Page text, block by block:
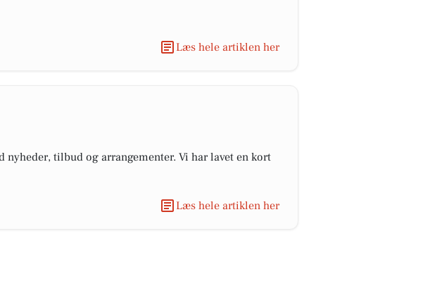
Læs hele artiklen her
tilbud og arrangementer. Vi har lavet en kort
Læs hele artiklen her